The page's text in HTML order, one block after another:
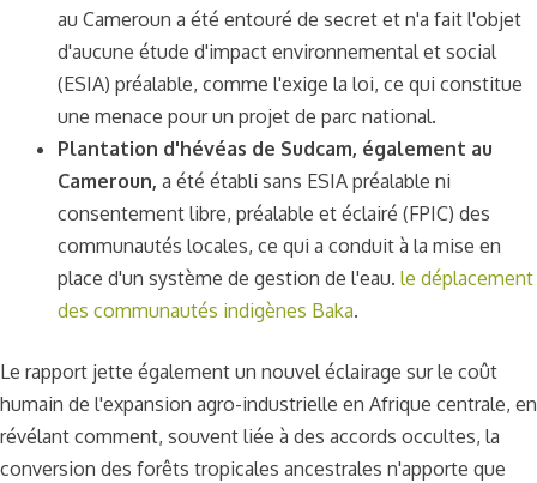
au Cameroun a été entouré de secret et n'a fait l'objet
d'aucune étude d'impact environnemental et social
(ESIA) préalable, comme l'exige la loi, ce qui constitue
une menace pour un projet de parc national.
Plantation d'hévéas de Sudcam, également au
Cameroun, a été établi sans ESIA préalable ni
consentement libre, préalable et éclairé (FPIC) des
communautés locales, ce qui a conduit à la mise en
place d'un système de gestion de l'eau. le déplacement
des communautés indigènes Baka.
Le rapport jette également un nouvel éclairage sur le coût
humain de l'expansion agro-industrielle en Afrique centrale, en
révélant comment, souvent liée à des accords occultes, la
conversion des forêts tropicales ancestrales n'apporte que